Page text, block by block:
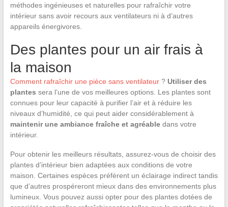
méthodes ingénieuses et naturelles pour rafraîchir votre
intérieur sans avoir recours aux ventilateurs ni à d’autres
appareils énergivores.
Des plantes pour un air frais à
la maison
Comment rafraîchir une pièce sans ventilateur ? Utiliser des
plantes sera l’une de vos meilleures options. Les plantes sont
connues pour leur capacité à purifier l’air et à réduire les
niveaux d’humidité, ce qui peut aider considérablement à
maintenir une ambiance fraîche et agréabledans votre
intérieur.
Pour obtenir les meilleurs résultats, assurez-vous de choisir des
plantes d’intérieur bien adaptées aux conditions de votre
maison. Certaines espèces préfèrent un éclairage indirect tandis
que d’autres prospéreront mieux dans des environnements plus
lumineux. Vous pouvez aussi opter pour des plantes dotées de